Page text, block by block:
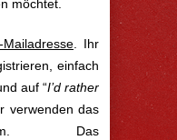
möchtet.
. Ihr
einfach
auf “I’d rather
verwenden das
Das